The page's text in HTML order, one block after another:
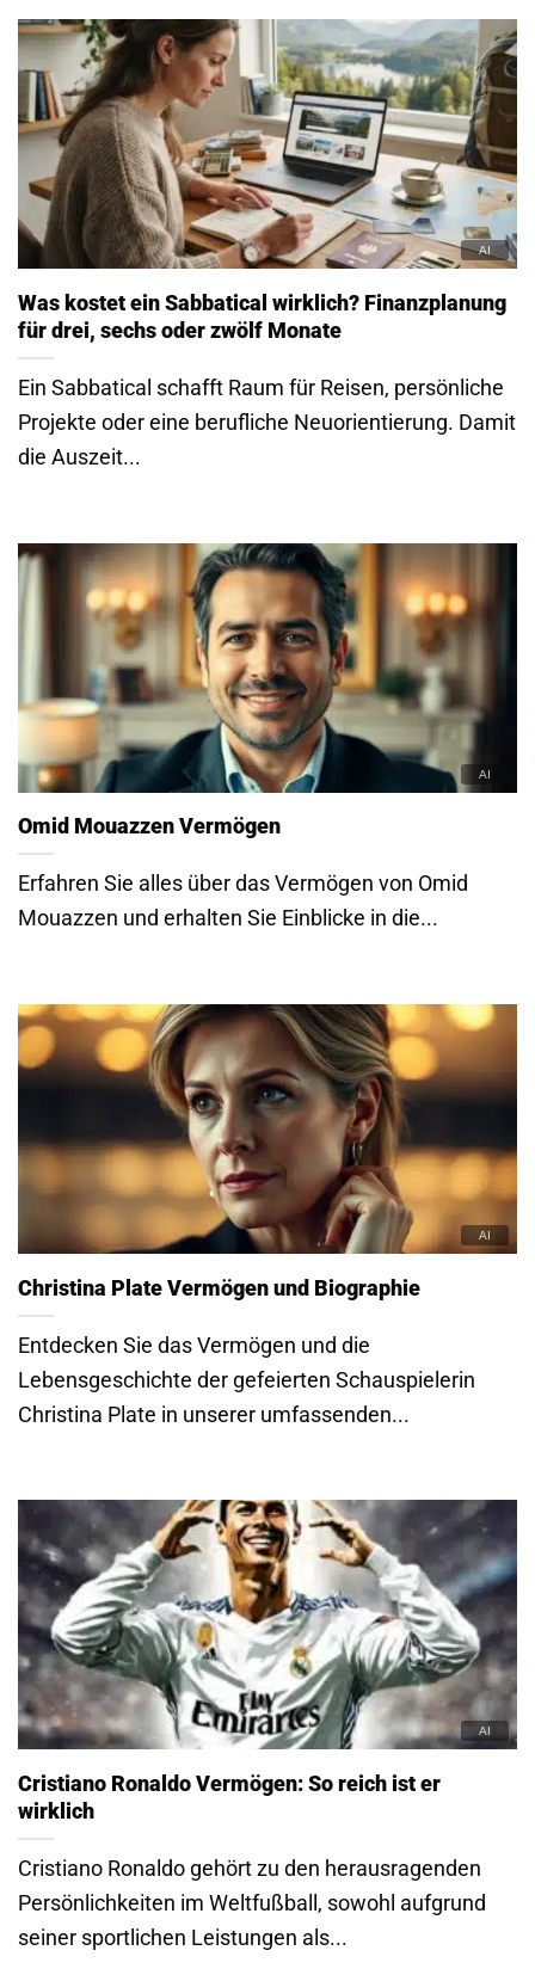
Was kostet ein Sabbatical wirklich? Finanzplanung
für drei, sechs oder zwölf Monate
Ein Sabbatical schafft Raum für Reisen, persönliche
Projekte oder eine berufliche Neuorientierung. Damit
die Auszeit...
Omid Mouazzen Vermögen
Erfahren Sie alles über das Vermögen von Omid
Mouazzen und erhalten Sie Einblicke in die...
Christina Plate Vermögen und Biographie
Entdecken Sie das Vermögen und die
Lebensgeschichte der gefeierten Schauspielerin
Christina Plate in unserer umfassenden...
Cristiano Ronaldo Vermögen: So reich ist er
wirklich
Cristiano Ronaldo gehört zu den herausragenden
Persönlichkeiten im Weltfußball, sowohl aufgrund
seiner sportlichen Leistungen als...